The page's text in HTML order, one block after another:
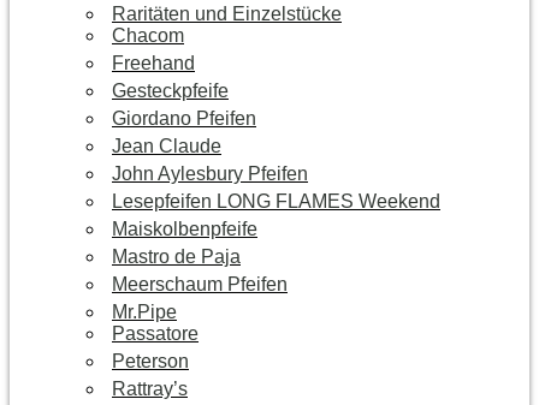
Raritäten und Einzelstücke
Chacom
Freehand
Gesteckpfeife
Giordano Pfeifen
Jean Claude
John Aylesbury Pfeifen
Lesepfeifen LONG FLAMES Weekend
Maiskolbenpfeife
Mastro de Paja
Meerschaum Pfeifen
Mr.Pipe
Passatore
Peterson
Rattray’s